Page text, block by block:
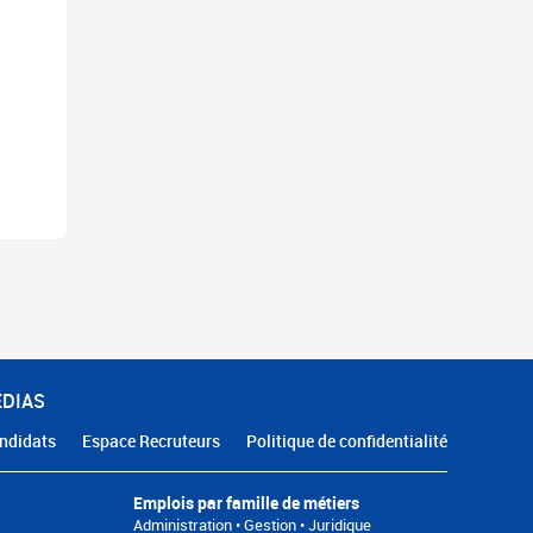
Espace Recruteurs Politique de confidentialité
Emplois par famille de métiers
Administration • Gestion • Juridique